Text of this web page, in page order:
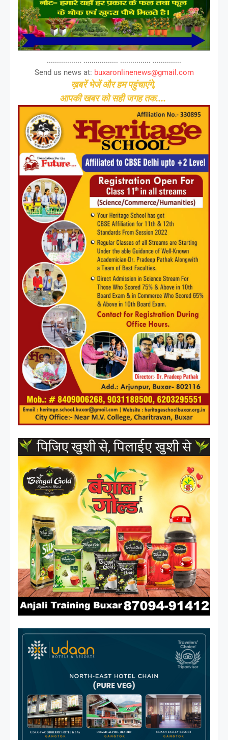
................. ................. ............... ..............
Send us news at: buxaronlinenews@gmail.com
ख़बरें भेजें और हम पहुंचाएंगे,
आपकी खबर को सही जगह तक....